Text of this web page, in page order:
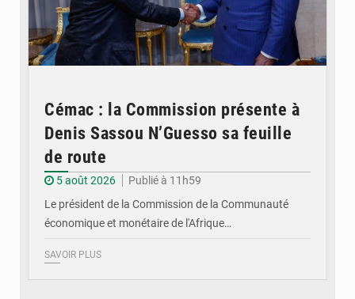
Cémac : la Commission présente à
Denis Sassou N’Guesso sa feuille
de route
5 août 2026
Publié à 11h59
Le président de la Commission de la Communauté
économique et monétaire de l'Afrique…
SAVOIR PLUS